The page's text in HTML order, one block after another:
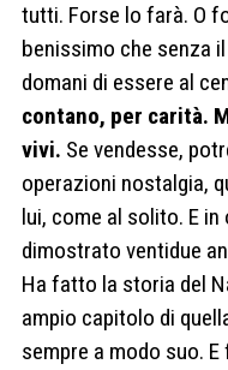
tutti. Forse lo farà. O
benissimo che senza
domani di essere al
contano, per carità.
vivi. Se vendesse,
operazioni nostalgia,
lui, come al solito. E
dimostrato ventidue
Ha fatto la storia del
ampio capitolo di
sempre a modo suo.